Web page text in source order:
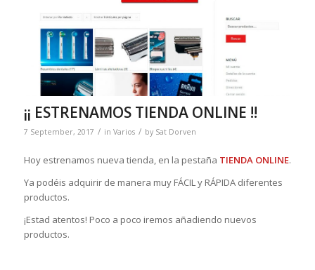
¡¡ ESTRENAMOS TIENDA ONLINE !!
7 September, 2017 / in Varios / by Sat Dorven
Hoy estrenamos nueva tienda, en la pestaña TIENDA ONLINE.
Ya podéis adquirir de manera muy FÁCIL y RÁPIDA diferentes
productos.
¡Estad atentos! Poco a poco iremos añadiendo nuevos
productos.